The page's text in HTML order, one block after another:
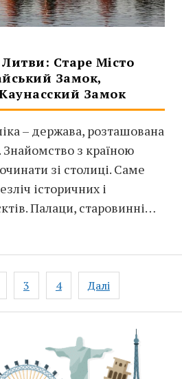
Старе Місто
Замок,
Замок
– держава, розташована
Знайомство з країною
зі столиці. Саме
історичних і
Палаци, старовинні…
3 4 Далі